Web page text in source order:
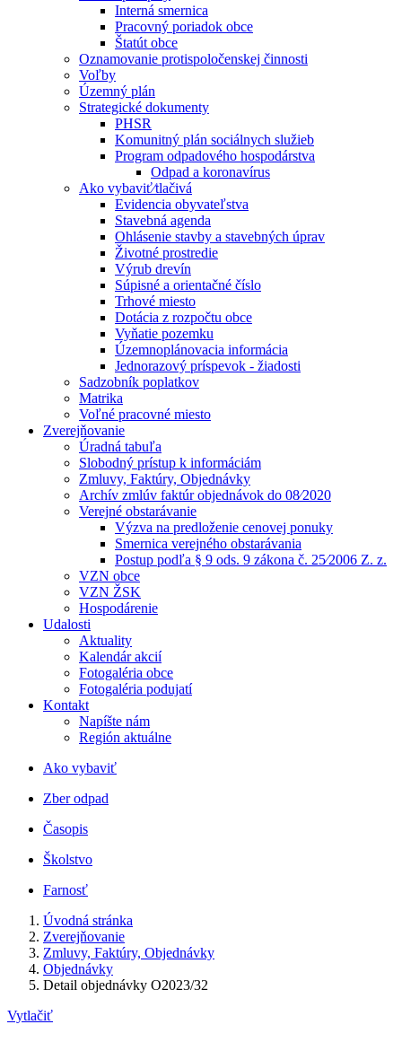
Interná smernica
Pracovný poriadok obce
Štatút obce
Oznamovanie protispoločenskej činnosti
Voľby
Územný plán
Strategické dokumenty
PHSR
Komunitný plán sociálnych služieb
Program odpadového hospodárstva
Odpad a koronavírus
Ako vybaviť⁄tlačivá
Evidencia obyvateľstva
Stavebná agenda
Ohlásenie stavby a stavebných úprav
Životné prostredie
Výrub drevín
Súpisné a orientačné číslo
Trhové miesto
Dotácia z rozpočtu obce
Vyňatie pozemku
Územnoplánovacia informácia
Jednorazový príspevok - žiadosti
Sadzobník poplatkov
Matrika
Voľné pracovné miesto
Zverejňovanie
Úradná tabuľa
Slobodný prístup k informáciám
Zmluvy, Faktúry, Objednávky
Archív zmlúv faktúr objednávok do 08⁄2020
Verejné obstarávanie
Výzva na predloženie cenovej ponuky
Smernica verejného obstarávania
Postup podľa § 9 ods. 9 zákona č. 25⁄2006 Z. z.
VZN obce
VZN ŽSK
Hospodárenie
Udalosti
Aktuality
Kalendár akcií
Fotogaléria obce
Fotogaléria podujatí
Kontakt
Napíšte nám
Región aktuálne
Ako vybaviť
Zber odpad
Časopis
Školstvo
Farnosť
Úvodná stránka
Zverejňovanie
Zmluvy, Faktúry, Objednávky
Objednávky
Detail objednávky O2023/32
Vytlačiť